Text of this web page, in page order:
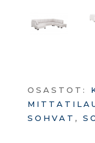
OSASTOT:
SOHVAT ,